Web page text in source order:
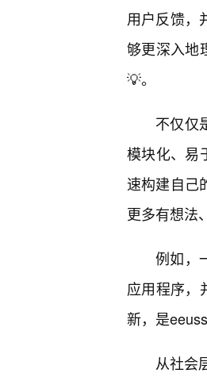
用户反馈，
够更深入地
💡。
不仅仅
模块化、易
速构建自己
更多有想法
例如，
应用程序，
新，是
从社会